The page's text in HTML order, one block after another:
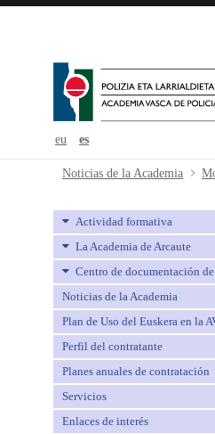
eu es
Modificación
Noticias de la Academia
Actividad formativa
La Academia de Arcaute
Centro de documentación
Noticias de la Academia
Plan de Uso del Euskera en la
Perfil del contratante
Planes anuales de contratación
Servicios
Enlaces de interés